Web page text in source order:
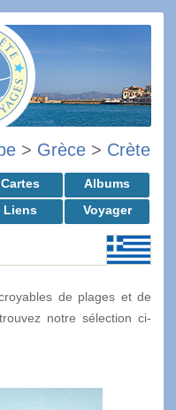
> Grèce > Crète
Cartes
Albums
Liens Voyager
de plages et de
notre sélection ci-